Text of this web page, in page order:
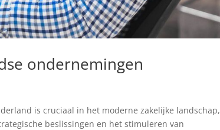
ondernemingen
is cruciaal in het moderne zakelijke landschap,
beslissingen en het stimuleren van